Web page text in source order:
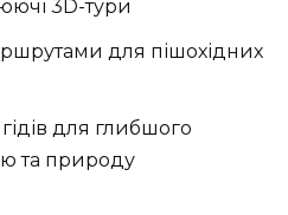
3D-тури
для пішохідних
для глибшого
та природу